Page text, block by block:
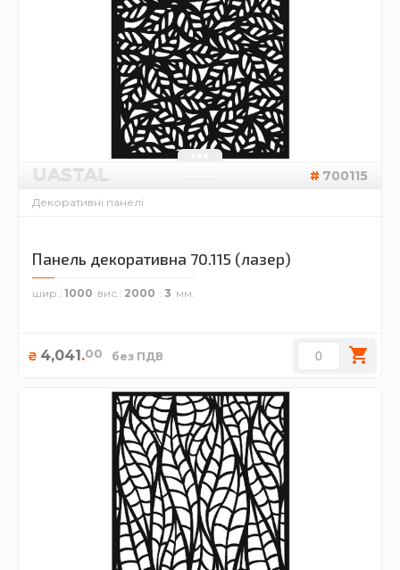
UASTAL 700115
Декоративні панелі
Панель декоративна 70.115 (лазер)
шир. 1000 вис. 2000 3
₴ 4,041.00 без ПДВ